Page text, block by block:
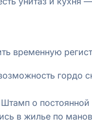
временную
гордо
о
в жилье по